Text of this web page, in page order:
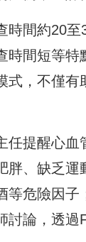
時間約20
時間短等特
式，不僅有
任提醒心血
胖、缺乏運
等危險因子
討論，透過